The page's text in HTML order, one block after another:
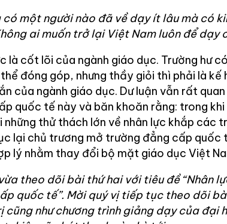
có một người nào đã về dạy ít lâu mà có
ai muốn trở lại Việt Nam luôn để dạy
là cốt lõi của ngành giáo dục. Trường hư
đóng góp, nhưng thầy giỏi thì phải là
của ngành giáo dục. Dư luận vẫn rất
quốc tế này và băn khoăn rằng: trong
những thử thách lớn về nhân lực khắp các
lại chủ trương mở trường đẳng cấp quốc
lý nhằm thay đổi bộ mặt giáo dục Việt
theo dõi bài thứ hai với tiêu đề “Nhân
quốc tế”. Mời quý vị tiếp tục theo dõi
cũng như chương trình giảng dạy của đại